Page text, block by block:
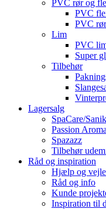
PVC rør og
PVC
PVC rør
Lim
PVC
Super
Tilbehør
Lagersalg
SpaCare/
Passion
Spazazz
Tilbehør
Råd og inspiration
Hjælp og
Råd og info
Kunde
Inspiration til